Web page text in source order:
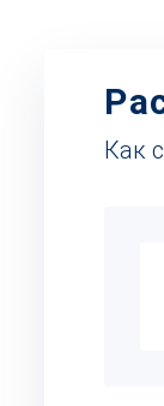
Как